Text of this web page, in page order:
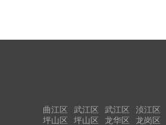
曲江区
武江区 武江区 浈江区
坪山区
坪山区 龙华区 龙岗区